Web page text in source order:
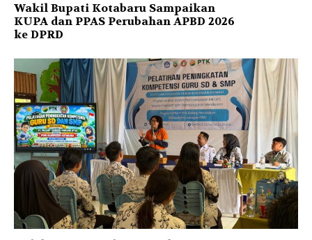
Wakil Bupati Kotabaru Sampaikan
KUPA dan PPAS Perubahan APBD 2026
ke DPRD